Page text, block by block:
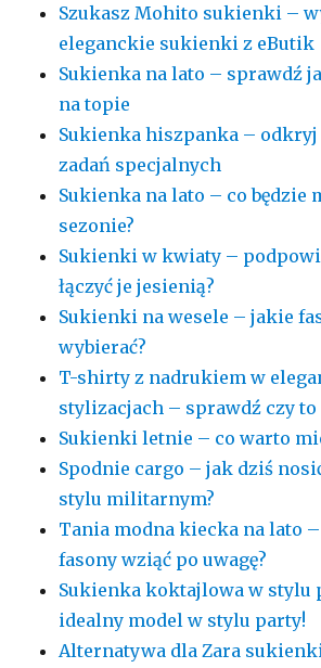
Szukasz Mohito sukienki –
eleganckie sukienki z eButik
Sukienka na lato – sprawdź
na topie
Sukienka hiszpanka – odkryj
zadań specjalnych
Sukienka na lato – co będzie
sezonie?
Sukienki w kwiaty –
łączyć je jesienią?
Sukienki na wesele – jakie
wybierać?
T-shirty z nadrukiem w
stylizacjach – sprawdź czy to
Sukienki letnie – co warto
Spodnie cargo – jak dziś
stylu militarnym?
Tania modna kiecka na lato
fasony wziąć po uwagę?
Sukienka koktajlowa w stylu
idealny model w stylu party!
Alternatywa dla Zara